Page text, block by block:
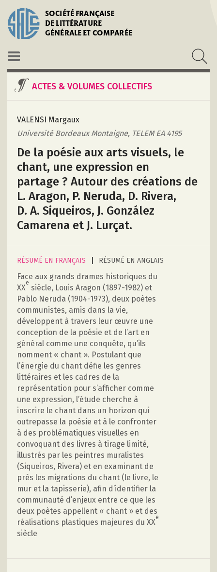
SOCIÉTÉ FRANÇAISE
DE LITTÉRATURE
GÉNÉRALE ET COMPARÉE
ACTES & VOLUMES COLLECTIFS
VALENSI Margaux
Université Bordeaux Montaigne, TELEM EA 4195
De la poésie aux arts visuels, le
chant, une expression en
partage ? Autour des créations de
L. Aragon, P. Neruda, D. Rivera,
D. A. Siqueiros, J. González
Camarena et J. Lurçat.
RÉSUMÉ EN FRANÇAIS RÉSUMÉ EN ANGLAIS
Face aux grands drames historiques du
XX
e
siècle, Louis Aragon (1897-1982) et
Pablo Neruda (1904-1973), deux poètes
communistes, amis dans la vie,
développent à travers leur œuvre une
conception de la poésie et de l’art en
général comme une conquête, qu’ils
nomment « chant ». Postulant que
l’énergie du chant défie les genres
littéraires et les cadres de la
représentation pour s’afficher comme
une expression, l’étude cherche à
inscrire le chant dans un horizon qui
outrepasse la poésie et à le confronter
à des problématiques visuelles en
convoquant des livres à tirage limité,
illustrés par les peintres muralistes
(Siqueiros, Rivera) et en examinant de
près les migrations du chant (le livre, le
mur et la tapisserie), afin d’identifier la
communauté d’enjeux entre ce que les
deux poètes appellent « chant » et des
réalisations plastiques majeures du XX
e
siècle